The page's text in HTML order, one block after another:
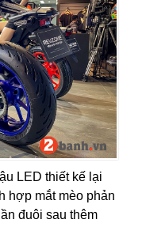
LED thiết kế lại
hợp mắt mèo phản
đuôi sau thêm